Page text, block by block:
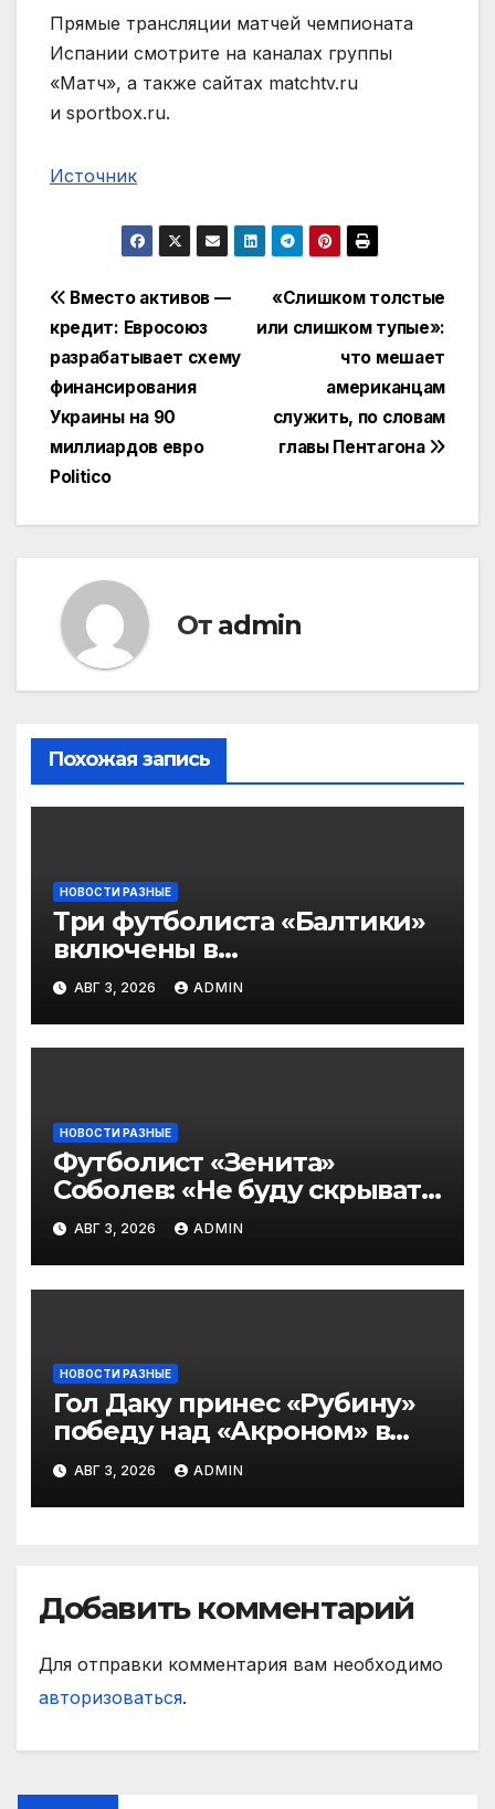
Прямые трансляции матчей чемпионата
Испании смотрите на каналах группы
«Матч», а также сайтах matchtv.ru
и sportbox.ru.
Источник
Навигация
по
записям
«Слишком толстые
или слишком тупые»:
что мешает
американцам
служить, по словам
главы Пентагона
Вместо активов —
кредит: Евросоюз
разрабатывает схему
финансирования
Украины на 90
миллиардов евро
Politico
От admin
Похожая запись
НОВОСТИ РАЗНЫЕ
Три футболиста «Балтики»
включены в
символическую сборную
2‑го тура РПЛ по версии
подписчиков МАТЧ
ПРЕМЬЕР
АВГ 3, 2026 ADMIN
НОВОСТИ РАЗНЫЕ
Футболист «Зенита»
Соболев: «Не буду скрывать
— в Оренбурге всегда
тяжело играть»
АВГ 3, 2026 ADMIN
НОВОСТИ РАЗНЫЕ
Гол Даку принес «Рубину»
победу над «Акроном» в
матче РПЛ
АВГ 3, 2026 ADMIN
Добавить комментарий
Для отправки комментария вам необходимо
авторизоваться.